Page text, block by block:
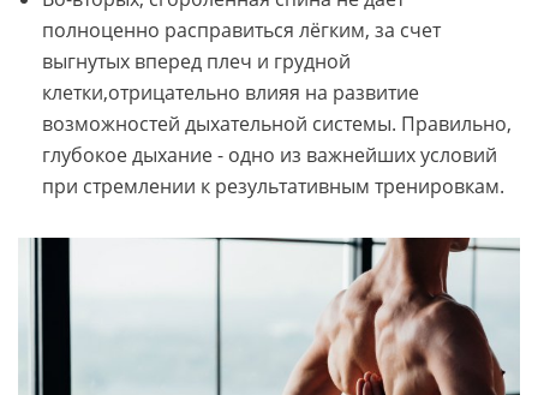
полноценно расправиться лёгким, за счет
выгнутых вперед плеч и грудной
клетки,отрицательно влияя на развитие
возможностей дыхательной системы. Правильно,
глубокое дыхание - одно из важнейших условий
при стремлении к результативным тренировкам.